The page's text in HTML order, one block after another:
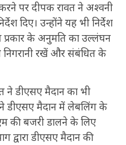
पर दीपक रावत ने अश्वनी
दिए। उन्होंने यह भी निर्देश
प्रकार के अनुमति का उल्लंघन
निगरानी रखें और संबंधित के
ने डीएसए मैदान का भी
डीएसए मैदान में लेबलिंग के
की बजरी डालने के लिए
द्वारा डीएसए मैदान की